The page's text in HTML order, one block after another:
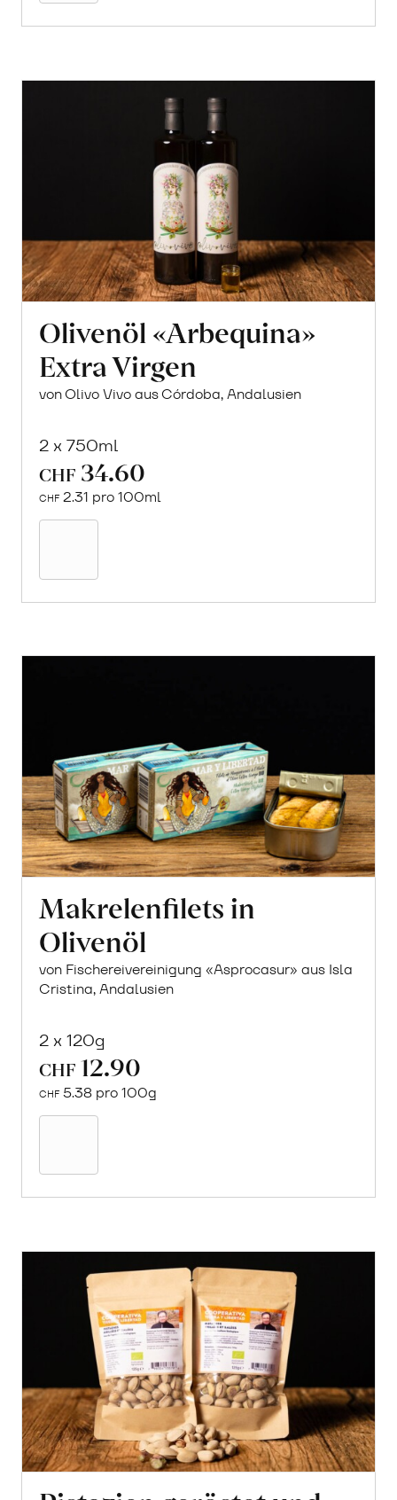
Olivenöl «Arbequina»
Extra Virgen
von Olivo Vivo aus Córdoba, Andalusien
2 x 750ml
CHF 34.60
CHF 2.31 pro 100ml
Makrelenfilets in
Olivenöl
von Fischereivereinigung «Asprocasur» aus Isla
Cristina, Andalusien
2 x 120g
CHF 12.90
CHF 5.38 pro 100g